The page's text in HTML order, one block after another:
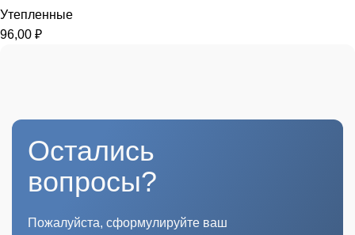
Утепленные
96,00 ₽
Остались
вопросы?
Пожалуйста, сформулируйте ваш